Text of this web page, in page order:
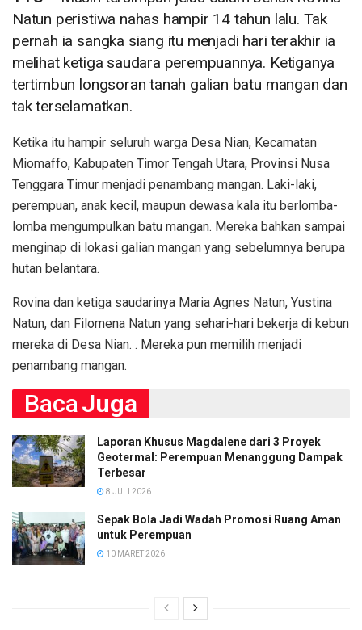
Natun peristiwa nahas hampir 14 tahun lalu. Tak
pernah ia sangka siang itu menjadi hari terakhir ia
melihat ketiga saudara perempuannya. Ketiganya
tertimbun longsoran tanah galian batu mangan dan
tak terselamatkan.
Ketika itu hampir seluruh warga Desa Nian, Kecamatan
Miomaffo, Kabupaten Timor Tengah Utara, Provinsi Nusa
Tenggara Timur menjadi penambang mangan. Laki-laki,
perempuan, anak kecil, maupun dewasa kala itu berlomba-
lomba mengumpulkan batu mangan. Mereka bahkan sampai
menginap di lokasi galian mangan yang sebelumnya berupa
hutan belantara.
Rovina dan ketiga saudarinya Maria Agnes Natun, Yustina
Natun, dan Filomena Natun yang sehari-hari bekerja di kebun
mereka di Desa Nian. . Mereka pun memilih menjadi
penambang mangan.
BacaJuga
Laporan Khusus Magdalene dari 3 Proyek
Geotermal: Perempuan Menanggung Dampak
Terbesar
8 JULI 2026
Sepak Bola Jadi Wadah Promosi Ruang Aman
untuk Perempuan
10 MARET 2026